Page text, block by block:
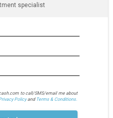
specialist
to call/SMS/email me about
Policyand Terms & Conditions.